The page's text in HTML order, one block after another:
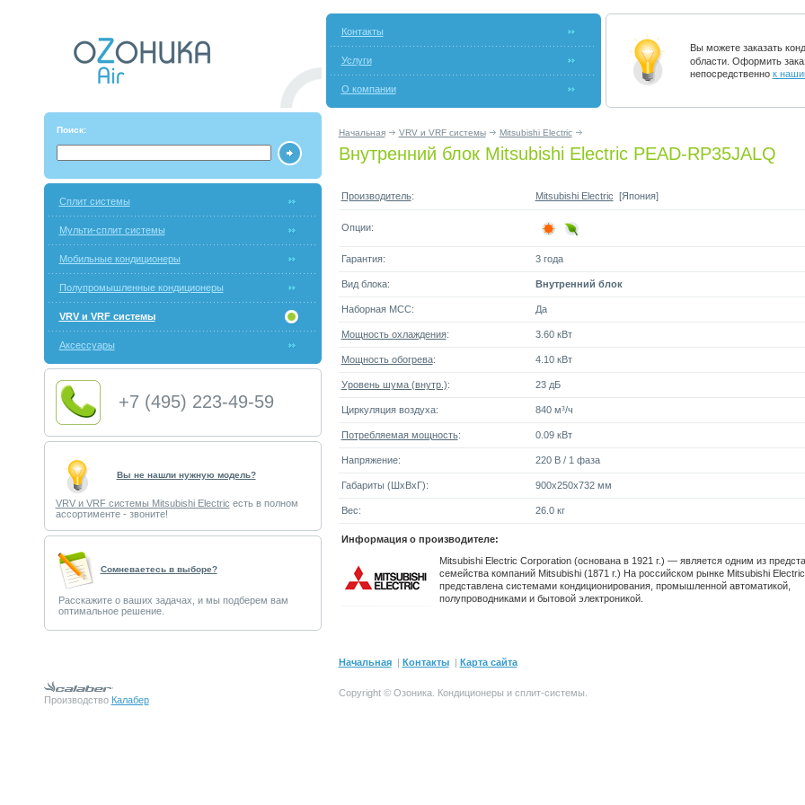
Контакты
Услуги
О компании
Вы можете заказать
области. Оформить
непосредственно к
Поиск: Начальная VRV и VRF системы Mitsubishi Electric
Внутренний блок Mitsubishi Electric PEAD-RP35JALQ
Сплит системы
Мульти-сплит системы
Мобильные кондиционеры
Полупромышленные кондиционеры
VRV и VRF системы
Аксессуары
+7 (495) 223-49-59
Вы не нашли нужную модель?
VRV и VRF системы Mitsubishi Electric есть в полном
ассортименте - звоните!
Cомневаетесь в выборе?
Расскажите о ваших задачах, и мы подберем вам
оптимальное решение.
Производитель: Mitsubishi Electric [Япония]
Опции:
Гарантия: 3 года
Вид блока: Внутренний блок
Наборная МСС: Да
Мощность охлаждения: 3.60 кВт
Мощность обогрева: 4.10 кВт
Уровень шума (внутр.): 23 дБ
Циркуляция воздуха: 840 м³/ч
Потребляемая мощность: 0.09 кВт
Напряжение: 220 В / 1 фаза
Габариты (ШxВxГ): 900x250x732 мм
Вес: 26.0 кг
Информация о производителе:
Mitsubishi Electric Corporation (основана в 1921 г.) — является одним из
семейства компаний Mitsubishi (1871 г.) На российском рынке Mitsubishi Electric
представлена системами кондиционирования, промышленной автоматикой,
полупроводниками и бытовой электроникой.
Начальная| Контакты| Карта сайта
Производство Калабер
Copyright © Озоника. Кондиционеры и сплит-системы